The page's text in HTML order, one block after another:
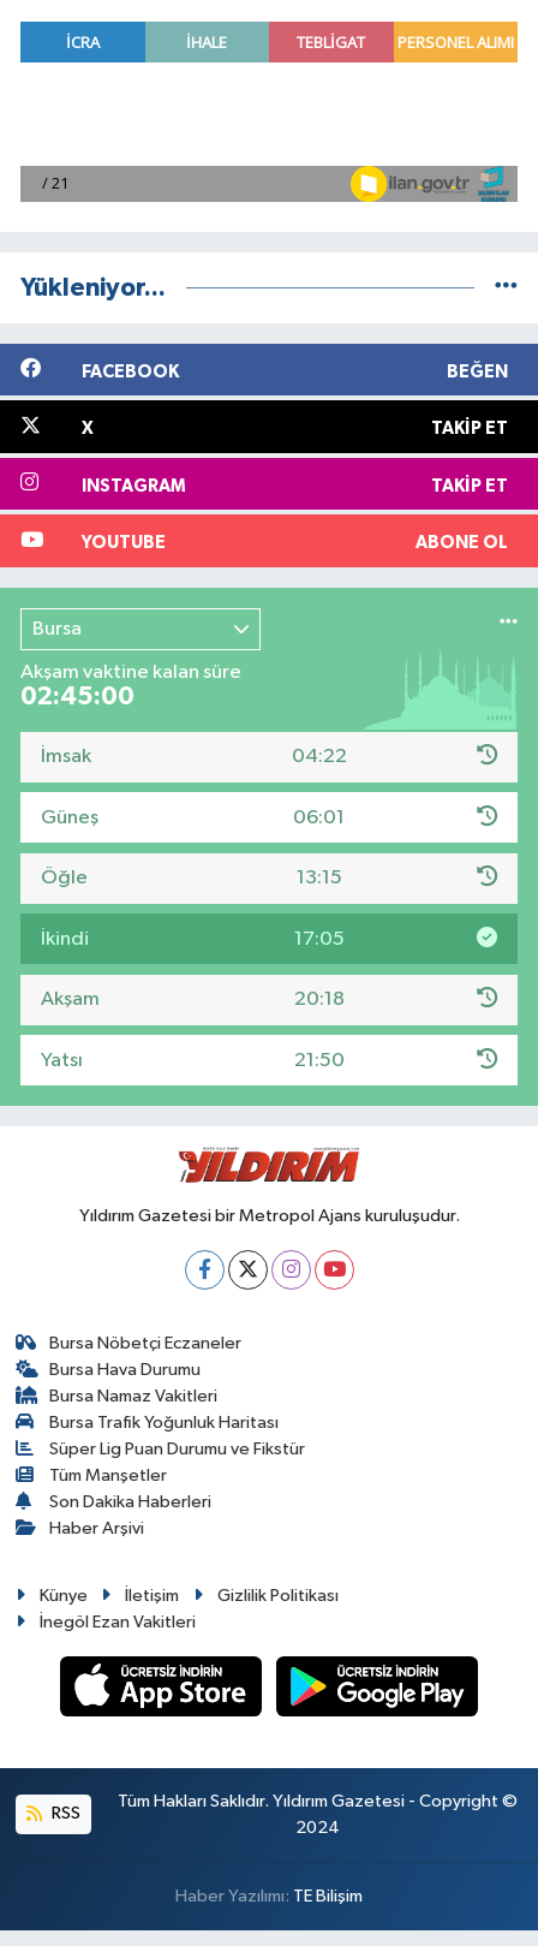
Yükleniyor...
FACEBOOK BEĞEN
X TAKIP ET
INSTAGRAM TAKIP ET
YOUTUBE ABONE OL
Bursa
Akşam vaktine kalan süre
02:44:59
İmsak 04:22
Güneş 06:01
Öğle 13:15
İkindi 17:05
Akşam 20:18
Yatsı 21:50
Yıldırım Gazetesi bir Metropol Ajans kuruluşudur.
Bursa Nöbetçi Eczaneler
Bursa Hava Durumu
Bursa Namaz Vakitleri
Bursa Trafik Yoğunluk Haritası
Süper Lig Puan Durumu ve Fikstür
Tüm Manşetler
Son Dakika Haberleri
Haber Arşivi
Künye İletişim
Gizlilik Politikası
İnegöl Ezan Vakitleri
RSS
Tüm Hakları Saklıdır. Yıldırım Gazetesi - Copyright ©
2024
Haber Yazılımı: TE Bilişim